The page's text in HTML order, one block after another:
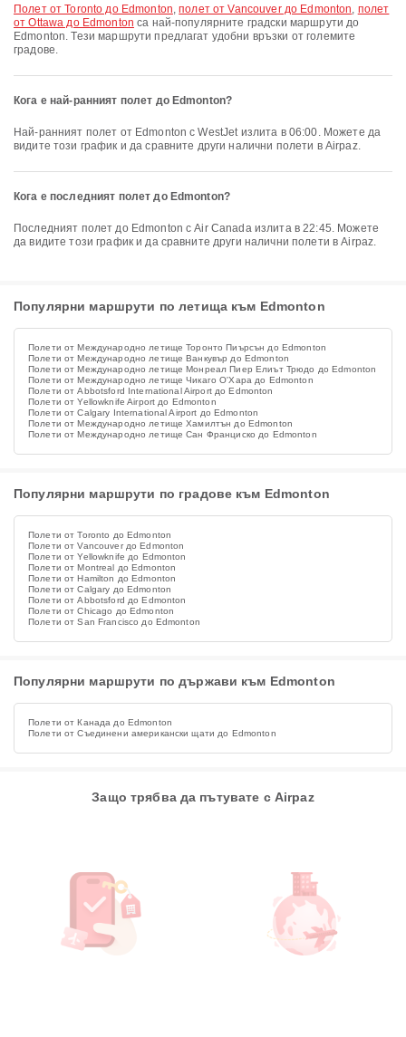
полет от Toronto до Edmonton,полет от Vancouver до Edmonton, полет
от Ottawa до Edmonton са най-популярните градски маршрути до
Edmonton. Тези маршрути предлагат удобни връзки от големите
градове.
Кога е най-ранният полет до Edmonton?
Най-ранният полет от Edmonton с WestJet излита в 06:00. Можете да
видите този график и да сравните други налични полети в Airpaz.
Кога е последният полет до Edmonton?
Последният полет до Edmonton с Air Canada излита в 22:45. Можете
да видите този график и да сравните други налични полети в Airpaz.
Популярни маршрути по летища към Edmonton
Полети от Международно летище Торонто Пиърсън до Edmonton
Полети от Международно летище Ванкувър до Edmonton
Полети от Международно летище Монреал Пиер Елиът Трюдо до Edmonton
Полети от Международно летище Чикаго О'Хара до Edmonton
Полети от Abbotsford International Airport до Edmonton
Полети от Yellowknife Airport до Edmonton
Полети от Calgary International Airport до Edmonton
Полети от Международно летище Хамилтън до Edmonton
Полети от Международно летище Сан Франциско до Edmonton
Популярни маршрути по градове към Edmonton
Полети от Toronto до Edmonton
Полети от Vancouver до Edmonton
Полети от Yellowknife до Edmonton
Полети от Montreal до Edmonton
Полети от Hamilton до Edmonton
Полети от Calgary до Edmonton
Полети от Abbotsford до Edmonton
Полети от Chicago до Edmonton
Полети от San Francisco до Edmonton
Популярни маршрути по държави към Edmonton
Полети от Канада до Edmonton
Полети от Съединени американски щати до Edmonton
Защо трябва да пътувате с Airpaz